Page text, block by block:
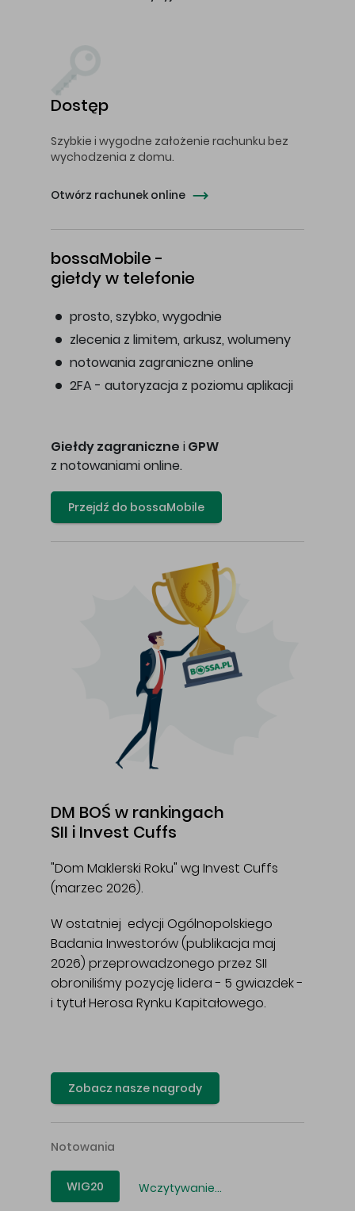
Dostęp
Szybkie i wygodne założenie rachunku bez
wychodzenia z domu.
Otwórz rachunek online
bossaMobile -
giełdy w telefonie
prosto, szybko, wygodnie
zlecenia z limitem, arkusz, wolumeny
notowania zagraniczne online
2FA - autoryzacja z poziomu aplikacji
Giełdy zagraniczne i GPW
z notowaniami online.
Przejdź do bossaMobile
DM BOŚ w rankingach
SII i Invest Cuffs
"Dom Maklerski Roku" wg Invest Cuffs
(marzec 2026).
W ostatniej edycji Ogólnopolskiego
Badania Inwestorów (publikacja maj
2026) przeprowadzonego przez SII
obroniliśmy pozycję lidera - 5 gwiazdek -
i tytuł Herosa Rynku Kapitałowego.
Zobacz nasze nagrody
Notowania
WIG20 Wczytywanie...